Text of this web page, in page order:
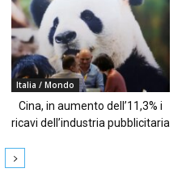
Italia / Mondo
Cina, in aumento dell’11,3% i
ricavi dell’industria pubblicitaria